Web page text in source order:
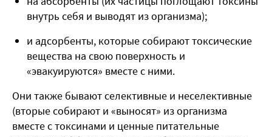
внутрь себя и выводят из организма);
и адсорбенты, которые собирают токсические
вещества на свою поверхность и
«эвакуируются» вместе с ними.
Они также бывают селективные и неселективные
(вторые собирают и «выносят» из организма
вместе с токсинами и ценные питательные